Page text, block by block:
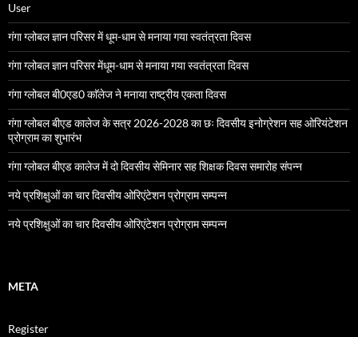
User
गंगा ग्लोबल ज्ञान परिसर में धूम-धाम से मनाया गया स्वतंत्रता दिवस
गंगा ग्लोबल ज्ञान परिसर मेंधूम-धाम से मनाया गया स्वतंत्रता दिवस
गंगा ग्लोबल बी0एड0 काॅलेज ने मनाया राष्ट्रीय एकता दिवस
गंगा ग्लोबल बीएड कालेज के सत्र 2026-2028 का छः दिवसीय इनोग्रेशन सह ओरियंटेशन
प्रोग्राम का शुभारंभ
गंगा ग्लोबल बीएड कालेज में दो दिवसीय सेमिनार सह शिक्षक दिवस समारोह संपन्न
नये प्रशिक्षुओं का चार दिवसीय ओरिएंटेशन प्रोग्राम सम्पन्न
नये प्रशिक्षुओं का चार दिवसीय ओरिएंटेशन प्रोग्राम सम्पन्न
META
Register